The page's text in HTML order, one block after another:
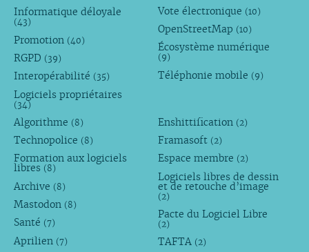
Informatique déloyale
(43)
Promotion (40)
RGPD (39)
Interopérabilité (35)
Logiciels propriétaires
(34)
Vote électronique (10)
OpenStreetMap (10)
Écosystème numérique
(9)
Téléphonie mobile (9)
Algorithme (8)
Technopolice (8)
Formation aux logiciels
libres (8)
Archive (8)
Mastodon (8)
Santé (7)
Aprilien (7)
Enshittification (2)
Framasoft (2)
Espace membre (2)
Logiciels libres de dessin
et de retouche d’image
(2)
Pacte du Logiciel Libre
(2)
TAFTA (2)